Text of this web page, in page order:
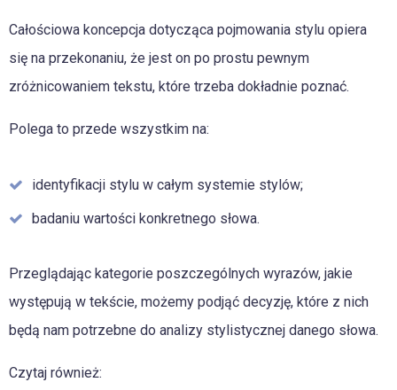
Całościowa koncepcja dotycząca pojmowania stylu opiera
się na przekonaniu, że jest on po prostu pewnym
zróżnicowaniem tekstu, które trzeba dokładnie poznać.
Polega to przede wszystkim na:
identyfikacji stylu w całym systemie stylów;
badaniu wartości konkretnego słowa.
Przeglądając kategorie poszczególnych wyrazów, jakie
występują w tekście, możemy podjąć decyzję, które z nich
będą nam potrzebne do analizy stylistycznej danego słowa.
Czytaj również: